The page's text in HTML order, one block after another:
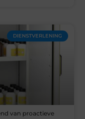
DIENSTVERLENING
van proactieve